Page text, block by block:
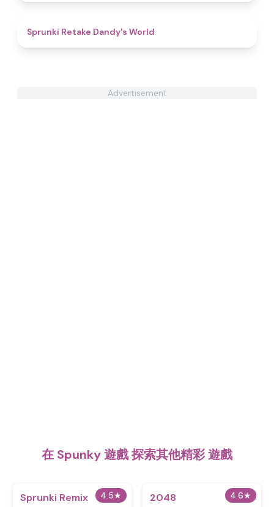
Sprunki Retake Dandy's World
Advertisement
在 Spunky 遊戲 探索其他精彩 遊戲
4.5★
Sprunki Remix 4.6★
2048